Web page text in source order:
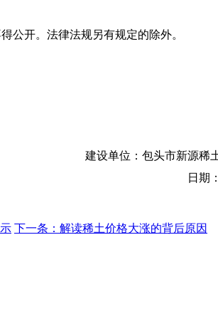
公开。法律法规另有规定的除外。
建设单位： 包头市新源稀
日期：
下一条：解读稀土价格大涨的背后原因